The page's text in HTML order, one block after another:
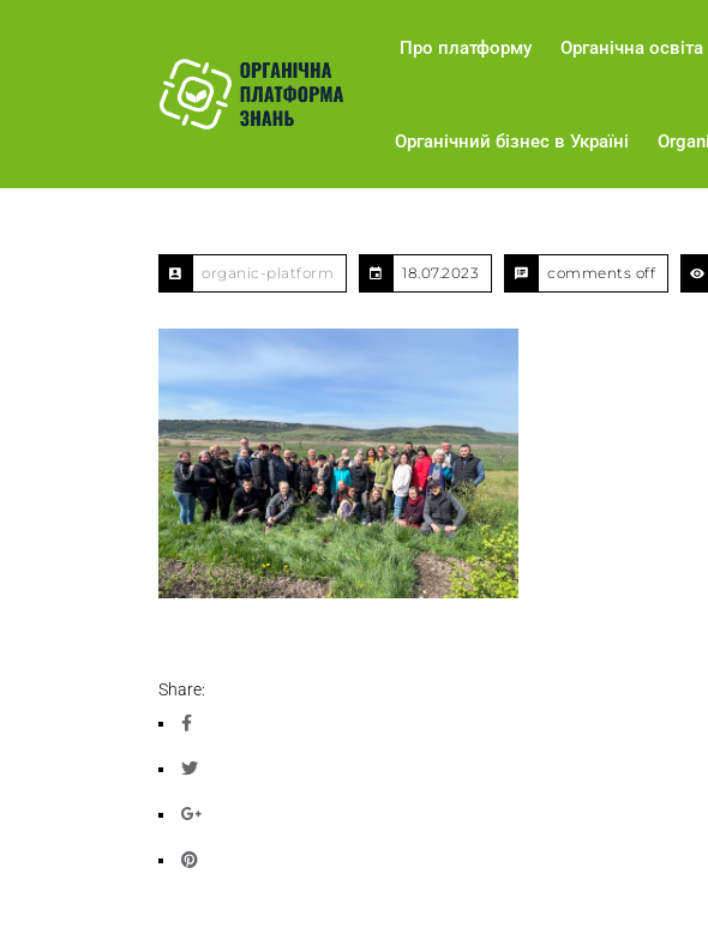
Про платформу Органічна освіта
Органічний бізнес в Україні
organic-platform 18.07.2023 comments off
Share: